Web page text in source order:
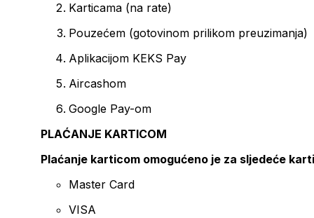
Karticama (na rate)
Pouzećem (gotovinom prilikom preuzimanja)
Aplikacijom KEKS Pay
Aircashom
Google Pay-om
PLAĆANJE KARTICOM
Plaćanje karticom omogućeno je za sljedeće
Master Card
VISA